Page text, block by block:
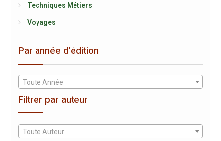
Techniques Métiers
Voyages
Par année d’édition
Toute Année
Filtrer par auteur
Toute Auteur